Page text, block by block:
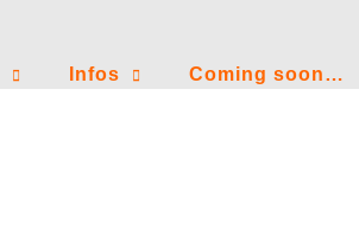
Infos Coming soon…